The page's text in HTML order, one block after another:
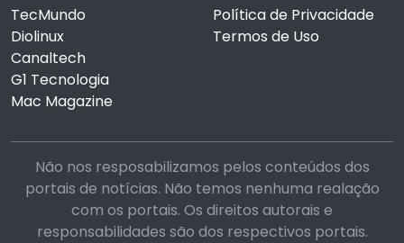
TecMundo
Diolinux
Canaltech
G1 Tecnologia
Mac Magazine
Política de Privacidade
Termos de Uso
Não nos resposabilizamos pelos conteúdos dos
portais de notícias. Não temos nenhuma realação
com os portais. Os direitos autorais e
responsabilidades são dos respectivos portais.